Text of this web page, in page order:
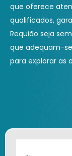
que oferece
qualificados,
Requião seja
que adequam-
para explorar as